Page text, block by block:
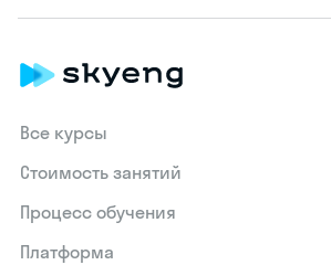
Все курсы
Стоимость занятий
Процесс обучения
Платформа